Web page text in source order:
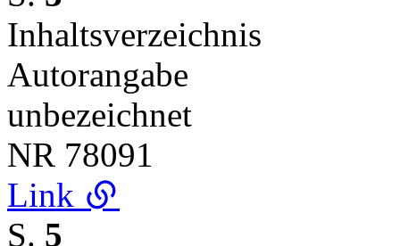
Inhaltsverzeichnis
Autorangabe
unbezeichnet
NR 78091
Link
S. 5